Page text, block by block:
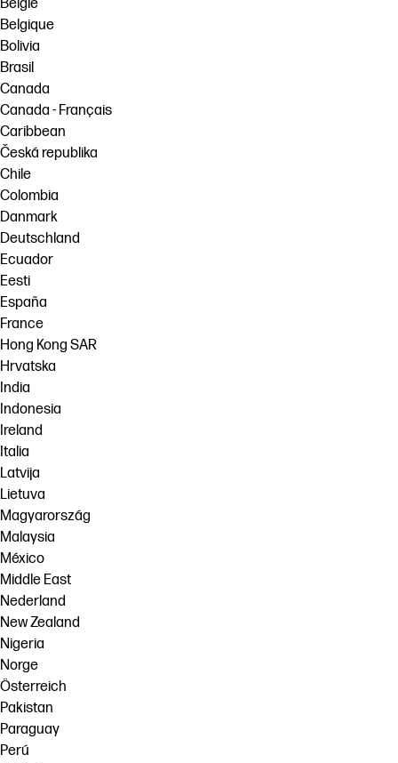
België
Belgique
Bolivia
Brasil
Canada
Canada - Français
Caribbean
Česká republika
Chile
Colombia
Danmark
Deutschland
Ecuador
Eesti
España
France
Hong Kong SAR
Hrvatska
India
Indonesia
Ireland
Italia
Latvija
Lietuva
Magyarország
Malaysia
México
Middle East
Nederland
New Zealand
Nigeria
Norge
Österreich
Pakistan
Paraguay
Perú